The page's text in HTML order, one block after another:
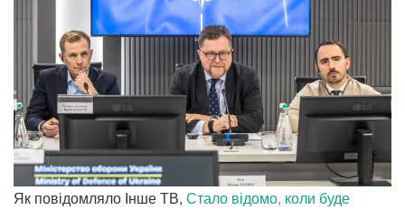
Як повідомляло Інше ТВ, Стало відомо, коли буде